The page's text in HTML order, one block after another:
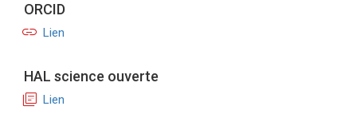
ORCID
link Lien
HAL science ouverte
library_books Lien